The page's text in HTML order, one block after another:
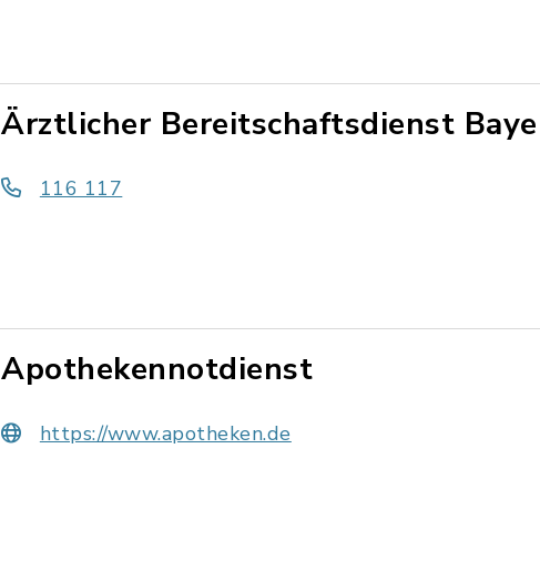
Ärztlicher Bereitschaftsdienst
116 117
Apothekennotdienst
https://www.apotheken.de